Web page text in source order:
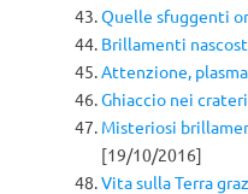
Quelle sfuggenti
Brillamenti
Attenzione,
Ghiaccio nei
Misteriosi
[19/10/2016]
Vita sulla Terra